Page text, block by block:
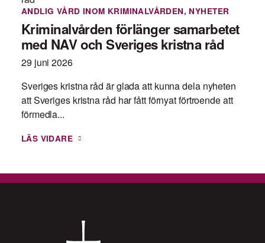
ANDLIG VÅRD INOM KRIMINALVÅRDEN, NYHETER
Kriminalvården förlänger samarbetet
med NAV och Sveriges kristna råd
29 juni 2026
Sveriges kristna råd är glada att kunna dela nyheten
att Sveriges kristna råd har fått förnyat förtroende att
förmedla...
LÄS VIDARE